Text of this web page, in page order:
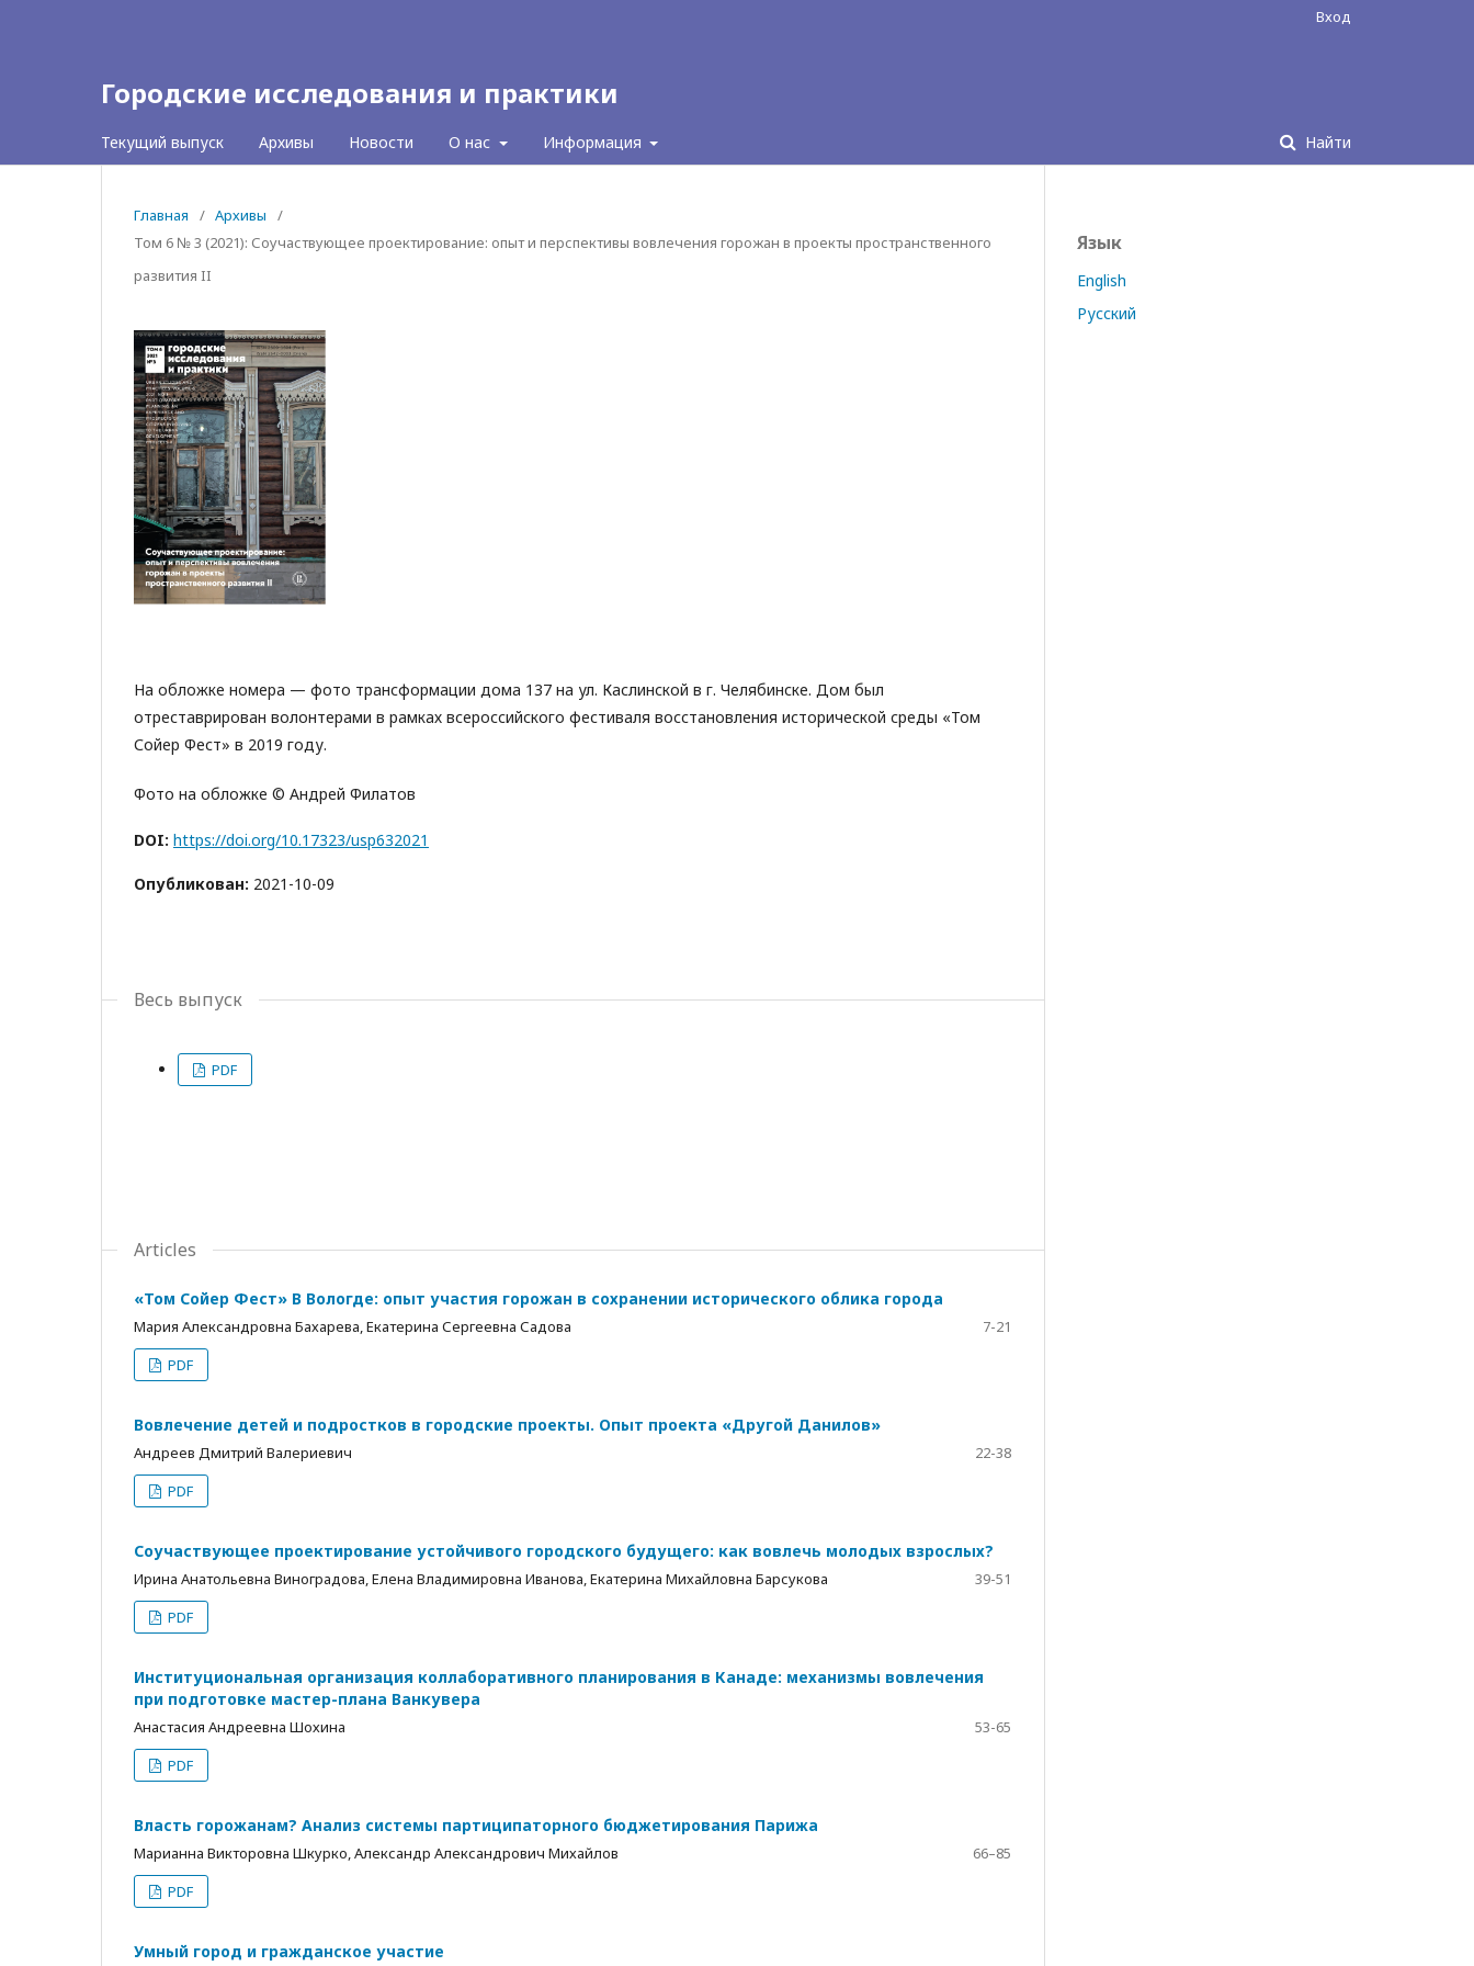
Городские исследования и практики
Текущий выпуск Архивы Новости О нас Информация Найти
Вход
Главная / Архивы
/
Том 6 № 3 (2021): Соучаствующее проектирование: опыт и перспективы вовлечения горожан в проекты пространственного
развития II
На обложке номера — фото трансформации дома 137 на ул. Каслинской в г. Челябинске. Дом был
отреставрирован волонтерами в рамках всероссийского фестиваля восстановления исторической среды «Том
Сойер Фест» в 2019 году.
Фото на обложке © Андрей Филатов
DOI: https://doi.org/10.17323/usp632021
Опубликован: 2021-10-09
Весь выпуск
PDF
Articles
«Том Сойер Фест» В Вологде: опыт участия горожан в сохранении исторического облика города
Мария Александровна Бахарева, Екатерина Сергеевна Садова
7-21
PDF
Вовлечение детей и подростков в городские проекты. Опыт проекта «Другой Данилов»
Андреев Дмитрий Валериевич
22-38
PDF
Соучаствующее проектирование устойчивого городского будущего: как вовлечь молодых взрослых?
Ирина Анатольевна Виноградова, Елена Владимировна Иванова, Екатерина Михайловна Барсукова
39-51
PDF
Институциональная организация коллаборативного планирования в Канаде: механизмы вовлечения
при подготовке мастер-плана Ванкувера
Анастасия Андреевна Шохина
53-65
PDF
Власть горожанам? Анализ системы партиципаторного бюджетирования Парижа
Марианна Викторовна Шкурко, Александр Александрович Михайлов
66–85
PDF
Умный город и гражданское участие
Язык
English
Русский